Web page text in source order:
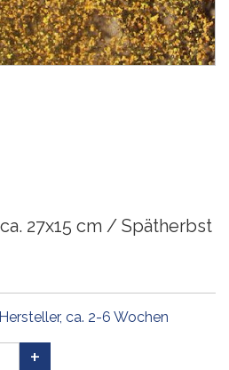
27x15 cm / Spätherbst
ca. 2-6 Wochen